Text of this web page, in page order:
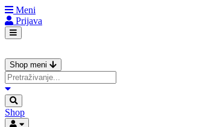
Meni
Prijava
Shop meni
Shop